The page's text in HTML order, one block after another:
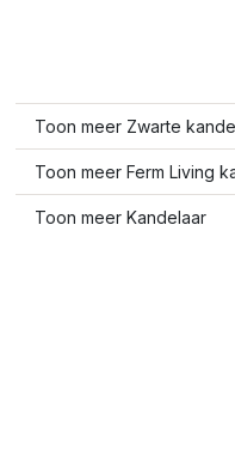
Toon meer Zwarte
Toon meer Ferm Living
Toon meer Kandelaar